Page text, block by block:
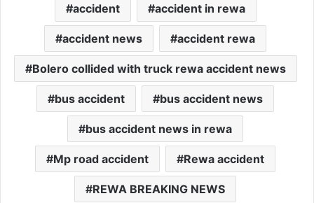
accident accident in rewa
accident news accident rewa
Bolero collided with truck rewa accident news
bus accident bus accident news
bus accident news in rewa
Mp road accident Rewa accident
REWA BREAKING NEWS